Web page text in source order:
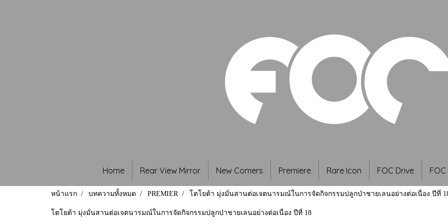
Home Rear View Mirror New Comers Premiere Rare Icon FOC Drive FOC
หน้าแรก บทความทั้งหมด PREMIER โตโยต้า มุ่งมั่นสานต่อเจตนารมณ์ในการจัดกิจกรรมปลูกป่าชายเลนอย่างต่อเนื่อง ปีที่
โตโยต้า มุ่งมั่นสานต่อเจตนารมณ์ในการจัดกิจกรรมปลูกป่าชายเลนอย่างต่อเนื่อง ปีที่ 18